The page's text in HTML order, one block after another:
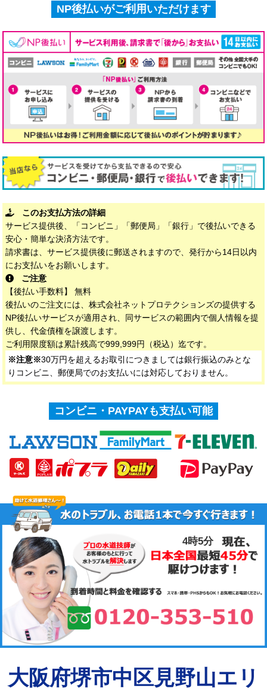
NP後払いがご利用いただけます
このお支払方法の詳細
サービス提供後、「コンビニ」「郵便局」「銀行」で後払いできる
安心・簡単な決済方法です。
請求書は、サービス提供後に郵送されますので、発行から14日以内
にお支払いをお願いします。
ご注意
【後払い手数料】 無料
後払いのご注文には、株式会社ネットプロテクションズの提供する
NP後払いサービスが適用され、同サービスの範囲内で個人情報を提
供し、代金債権を譲渡します。
ご利用限度額は累計残高で999,999円（税込）迄です。
※注意※30万円を超えるお取引につきましては銀行振込のみとな
りコンビニ、郵便局でのお支払いには対応しておりません。
コンビニ・PAYPAYも支払い可能
4時5分
大阪府堺市中区見野山エリ